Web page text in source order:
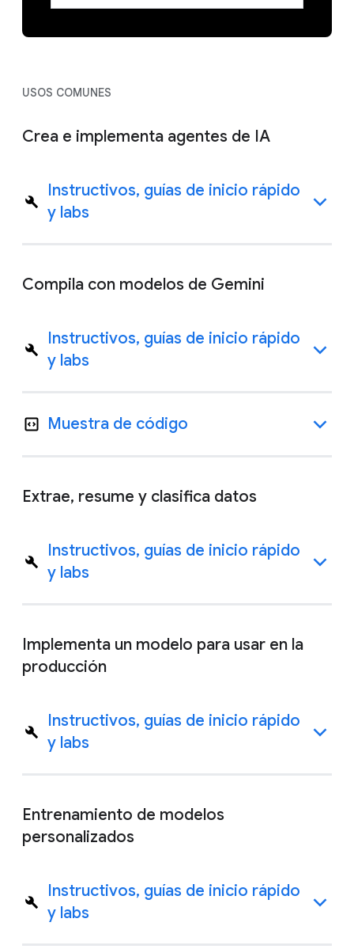
USOS COMUNES
Crea e implementa agentes de IA
Instructivos, guías de inicio rápido
y labs
Compila con modelos de Gemini
Instructivos, guías de inicio rápido
y labs
Muestra de código
Extrae, resume y clasifica datos
Instructivos, guías de inicio rápido
y labs
Implementa un modelo para usar en la
producción
Instructivos, guías de inicio rápido
y labs
Entrenamiento de modelos
personalizados
Instructivos, guías de inicio rápido
y labs